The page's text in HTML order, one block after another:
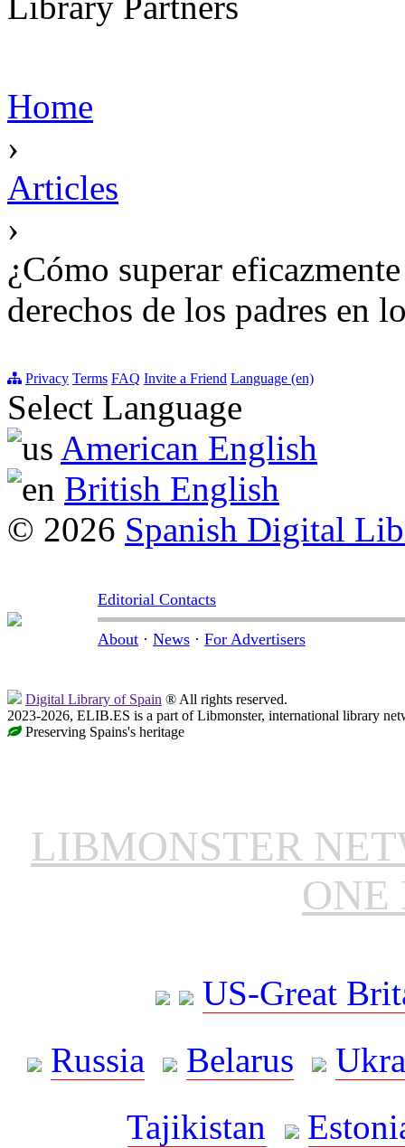
Home
›
Articles
›
¿Cómo superar
derechos de los padres en
Privacy Terms FAQ Invite a Friend Language (en)
Select Language
American English
British English
© 2026 Spanish Digital
Editorial Contacts
About · News · For Advertisers
Digital Library of Spain ® All rights reserved.
2023-2026, ELIB.ES is a part of Libmonster, international library
Preserving Spains's heritage
LIBMONSTER
ONE
US-Great
Russia
Belarus
Tajikistan